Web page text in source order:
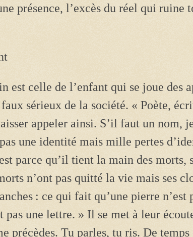
présence, l’excès du réel qui ruine
est celle de l’enfant qui se joue des
faux sérieux de la société. « Poète,
appeler ainsi. S’il faut un nom,
une identité mais mille pertes
parce qu’il tient la main des morts,
n’ont pas quitté la vie mais ses
: ce qui fait qu’une pierre n’est
pas une lettre. » Il se met à leur
précèdes. Tu parles, tu ris. De temps